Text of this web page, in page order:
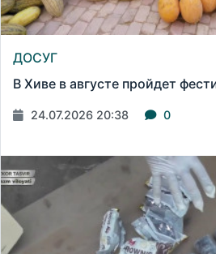
ДОСУГ
В Хиве в августе пройдет
24.07.2026 20:38 0